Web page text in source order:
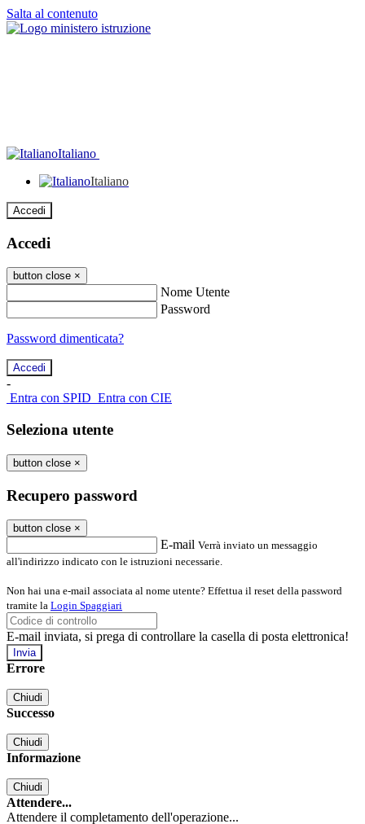
Salta al contenuto
Italiano
Italiano
Accedi
Accedi
button close ×
Nome Utente
Password
Password dimenticata?
-
Entra con SPID Entra con CIE
Seleziona utente
button close ×
Recupero password
button close ×
E-mail Verrà inviato un messaggio
all'indirizzo indicato con le istruzioni necessarie.
Non hai una e-mail associata al nome utente? Effettua il reset della password
tramite la Login Spaggiari
E-mail inviata, si prega di controllare la casella di posta elettronica!
Errore
Chiudi
Successo
Chiudi
Informazione
Chiudi
Attendere...
Attendere il completamento dell'operazione...